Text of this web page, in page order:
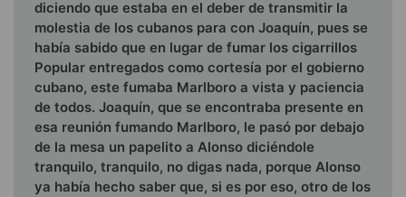
diciendo que estaba en el deber de transmitir la
mo­lestia de los cubanos para con Joaquín, pues se
había sabido que en lugar de fumar los cigarrillos
Popular entregados como cortesía por el gobierno
cubano, este fumaba Marlboro a vista y paciencia
de todos. Joaquín, que se encontraba presente en
esa reunión fumando Marlboro, le pasó por debajo
de la mesa un papelito a Alonso diciéndole
tranquilo, tranquilo, no digas nada, porque Alonso
ya había hecho saber que, si es por eso, otro de los